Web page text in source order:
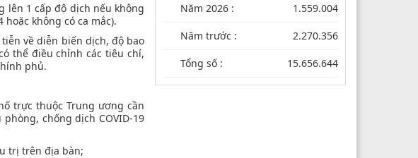
lên 1 cấp độ dịch nếu không
không có ca mắc).
về diễn biến dịch, độ bao
thể điều chỉnh các tiêu chí,
phủ.
trực thuộc Trung ương cần
chống dịch COVID-19
trị trên địa bàn;
Năm 2026 : 1.559.004
Năm trước : 2.270.356
Tổng số : 15.656.644